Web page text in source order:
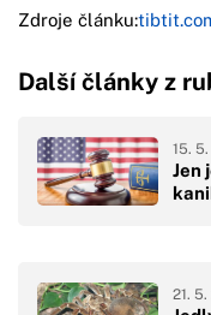
Zdroje článku:
Další články z
Jen
15.
21.